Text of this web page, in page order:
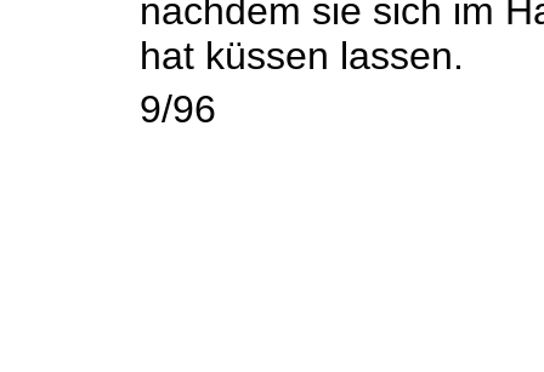
nachdem sie sich im
hat küssen lassen.
9/96